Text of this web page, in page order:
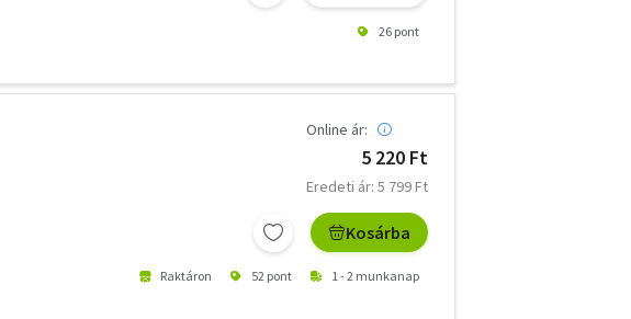
26 pont
Online ár:
5 220 Ft
Eredeti ár: 5 799 Ft
Kosárba
Raktáron 52 pont 1 - 2 munkanap